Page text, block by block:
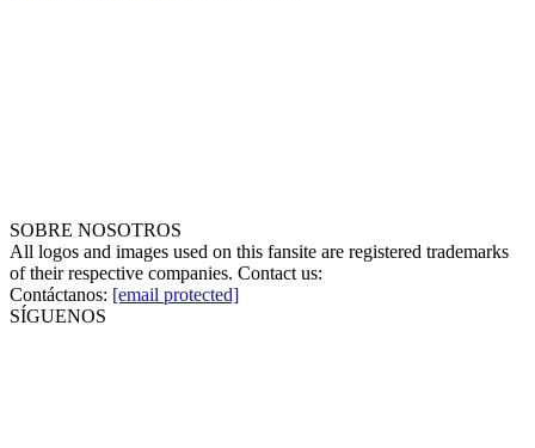
SOBRE NOSOTROS
All logos and images used on this fansite are registered trademarks
of their respective companies. Contact us:
Contáctanos: [email protected]
SÍGUENOS